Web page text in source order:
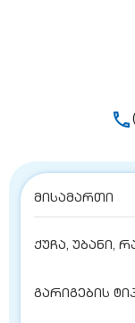
ქუჩა, უბანი,
გარიგების